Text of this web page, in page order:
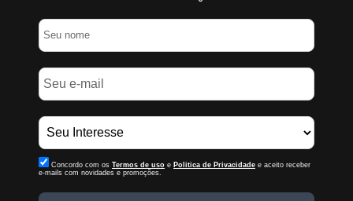
Concordo com os Termos de uso e Politica de Privacidadee aceito receber
e-mails com novidades e promoções.